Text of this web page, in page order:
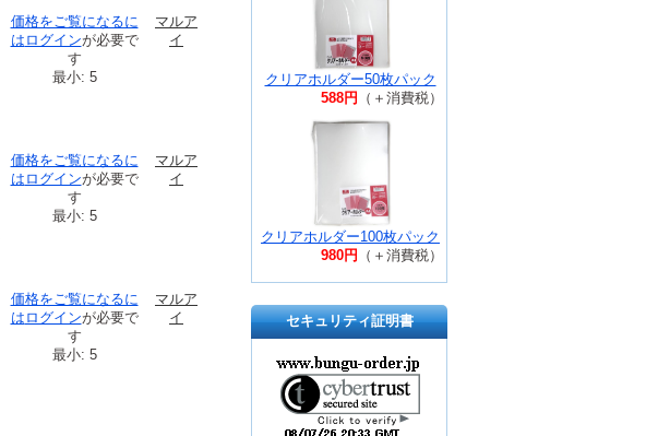
価格をご覧になるに
は ログインが必要で
す
最小: 5
マルア
イ
価格をご覧になるに
は ログインが必要で
す
最小: 5
マルア
イ
価格をご覧になるに
は ログインが必要で
す
最小: 5
マルア
イ
クリアホルダー50枚パック
588円
（＋消費税）
クリアホルダー100枚パック
980円
（＋消費税）
セキュリティ証明書